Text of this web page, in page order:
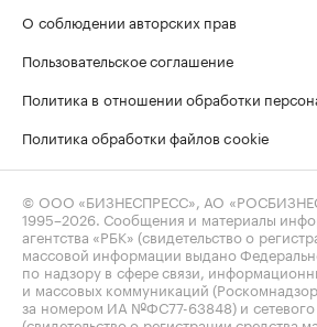
О соблюдении авторских прав
Пользовательское соглашение
Политика в отношении обработки
Политика обработки файлов cookie
© ООО «БИЗНЕСПРЕСС», АО
1995–2026 . Сообщения и материалы
агентства «РБК» (свидетельство о
массовой информации выдано
по надзору в сфере связи,
и массовых коммуникаций
за номером ИА №ФС77-63848) и сетевого